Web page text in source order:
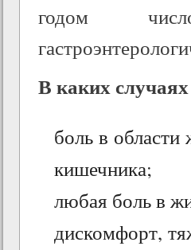
годом
В каких
боль в
кишечника;
любая боль в
дискомфорт,